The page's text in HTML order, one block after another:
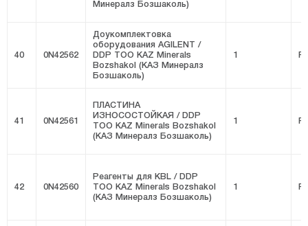
Минералз Бозшаколь)
40 0N42562
Доукомплектовка
оборудования AGILENT /
DDP ТОО KAZ Minerals
Bozshakol (КАЗ Минералз
Бозшаколь)
1
41 0N42561
ПЛАСТИНА
ИЗНОСОСТОЙКАЯ / DDP
ТОО KAZ Minerals Bozshakol
(КАЗ Минералз Бозшаколь)
1
42 0N42560
Реагенты для KBL / DDP
ТОО KAZ Minerals Bozshakol
(КАЗ Минералз Бозшаколь)
1